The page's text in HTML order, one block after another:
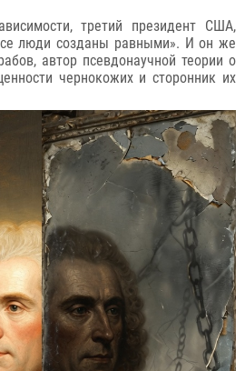
третий президент США,
люди созданы равными». И он же
автор псевдонаучной теории о
чернокожих и сторонник их